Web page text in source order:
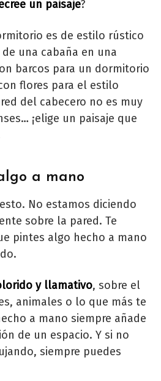
un paisaje?
es de estilo rústico
una cabaña en una
barcos para un dormitorio
flores para el estilo
del cabecero no es muy
¡elige un paisaje que
a mano
No estamos diciendo
sobre la pared. Te
pintes algo hecho a mano
y llamativo, sobre el
animales o lo que más te
a mano siempre añade
de un espacio. Y si no
siempre puedes